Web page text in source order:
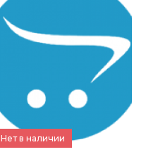
КУПИТЬ
ПОДРОБНЕЕ
Нет в наличии